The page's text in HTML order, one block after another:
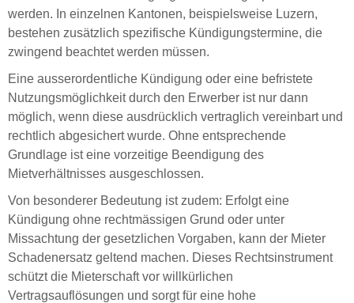
werden. In einzelnen Kantonen, beispielsweise Luzern,
bestehen zusätzlich spezifische Kündigungstermine, die
zwingend beachtet werden müssen.
Eine ausserordentliche Kündigung oder eine befristete
Nutzungsmöglichkeit durch den Erwerber ist nur dann
möglich, wenn diese ausdrücklich vertraglich vereinbart und
rechtlich abgesichert wurde. Ohne entsprechende
Grundlage ist eine vorzeitige Beendigung des
Mietverhältnisses ausgeschlossen.
Von besonderer Bedeutung ist zudem: Erfolgt eine
Kündigung ohne rechtmässigen Grund oder unter
Missachtung der gesetzlichen Vorgaben, kann der Mieter
Schadenersatz geltend machen. Dieses Rechtsinstrument
schützt die Mieterschaft vor willkürlichen
Vertragsauflösungen und sorgt für eine hohe